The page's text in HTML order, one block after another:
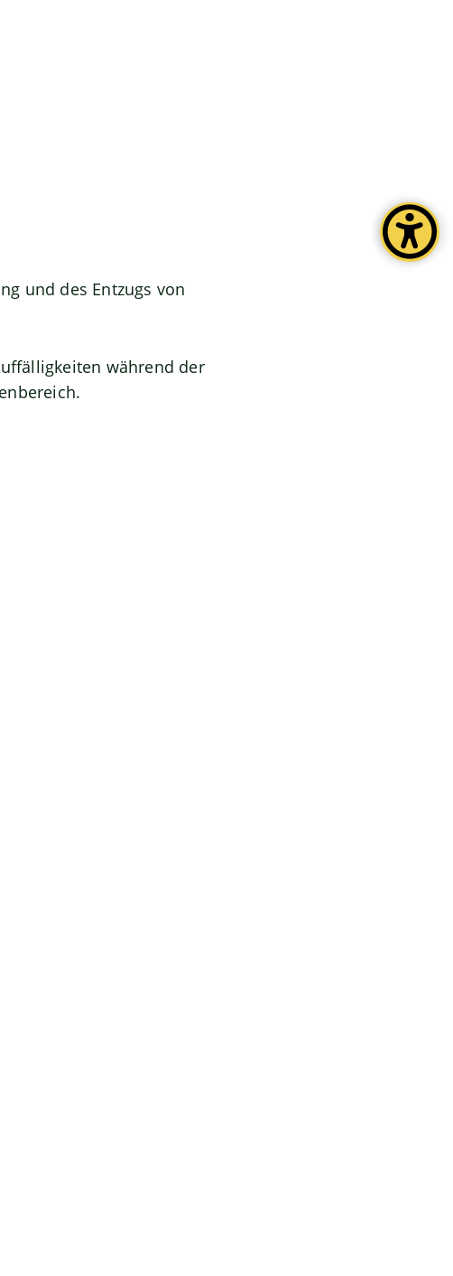
und des Entzugs von
während der